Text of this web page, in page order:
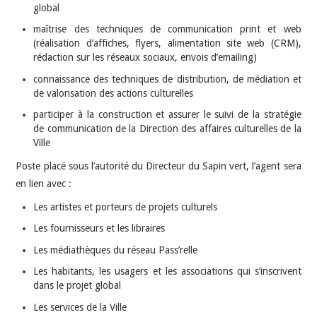
global
maîtrise des techniques de communication print et web
(réalisation d’affiches, flyers, alimentation site web (CRM),
rédaction sur les réseaux sociaux, envois d’emailing)
connaissance des techniques de distribution, de médiation et
de valorisation des actions culturelles
participer à la construction et assurer le suivi de la stratégie
de communication de la Direction des affaires culturelles de la
Ville
Poste placé sous l’autorité du Directeur du Sapin vert, l’agent sera
en lien avec :
Les artistes et porteurs de projets culturels
Les fournisseurs et les libraires
Les médiathèques du réseau Pass’relle
Les habitants, les usagers et les associations qui s’inscrivent
dans le projet global
Les services de la Ville